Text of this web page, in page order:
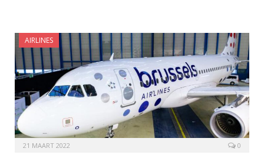
AIRLINES
21 MAART 2022 0